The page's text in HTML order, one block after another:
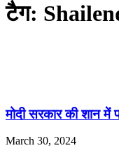
टैग:
मोदी सरकार की शान
March 30, 2024